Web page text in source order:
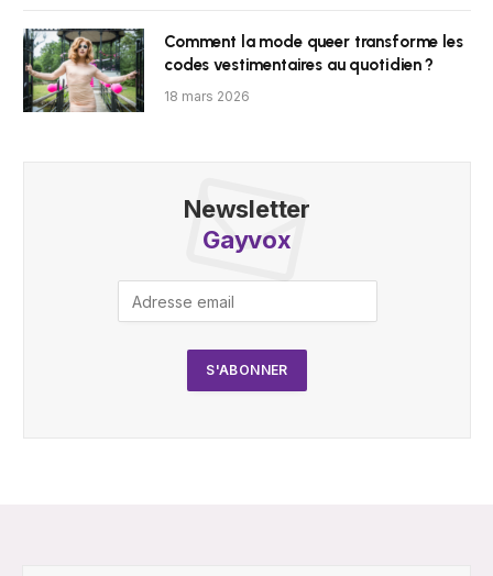
Comment la mode queer transforme les
codes vestimentaires au quotidien ?
18 mars 2026
Newsletter
Gayvox